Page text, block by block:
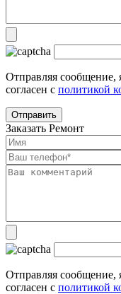
Отправляя сообщение,
согласен с политикой
Заказать Ремонт
Отправляя сообщение,
согласен с политикой